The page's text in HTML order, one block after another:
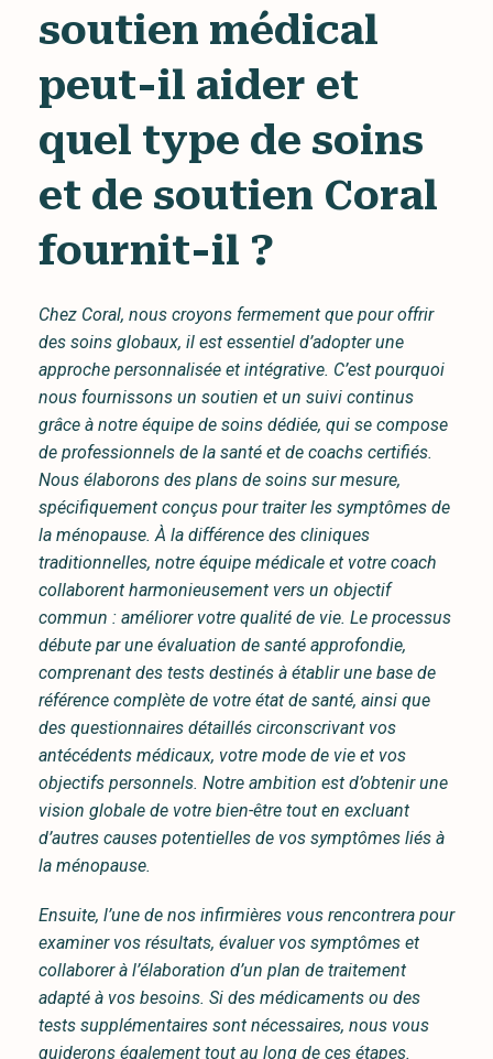
soutien médical
peut-il aider et
quel type de soins
et de soutien Coral
fournit-il ?
Chez Coral, nous croyons fermement que pour offrir
des soins globaux, il est essentiel d’adopter une
approche personnalisée et intégrative. C’est pourquoi
nous fournissons un soutien et un suivi continus
grâce à notre équipe de soins dédiée, qui se compose
de professionnels de la santé et de coachs certifiés.
Nous élaborons des plans de soins sur mesure,
spécifiquement conçus pour traiter les symptômes de
la ménopause. À la différence des cliniques
traditionnelles, notre équipe médicale et votre coach
collaborent harmonieusement vers un objectif
commun : améliorer votre qualité de vie. Le processus
débute par une évaluation de santé approfondie,
comprenant des tests destinés à établir une base de
référence complète de votre état de santé, ainsi que
des questionnaires détaillés circonscrivant vos
antécédents médicaux, votre mode de vie et vos
objectifs personnels. Notre ambition est d’obtenir une
vision globale de votre bien-être tout en excluant
d’autres causes potentielles de vos symptômes liés à
la ménopause.
Ensuite, l’une de nos infirmières vous rencontrera pour
examiner vos résultats, évaluer vos symptômes et
collaborer à l’élaboration d’un plan de traitement
adapté à vos besoins. Si des médicaments ou des
tests supplémentaires sont nécessaires, nous vous
guiderons également tout au long de ces étapes.